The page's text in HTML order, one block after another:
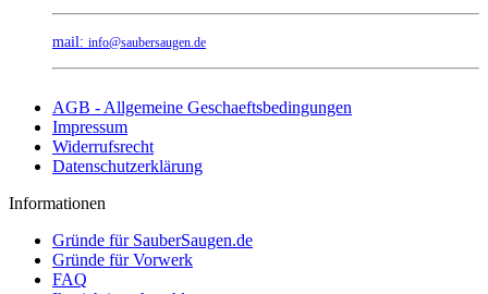
mail: info@saubersaugen.de
AGB - Allgemeine Geschaeftsbedingungen
Impressum
Widerrufsrecht
Datenschutzerklärung
Informationen
Gründe für SauberSaugen.de
Gründe für Vorwerk
FAQ